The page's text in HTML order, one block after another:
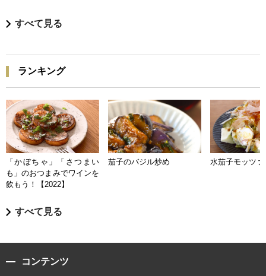
すべて見る
ランキング
「かぼちゃ」「さつまい
も」のおつまみでワインを
飲もう！【2022】
茄子のバジル炒め 水茄子モッツァ
すべて見る
コンテンツ